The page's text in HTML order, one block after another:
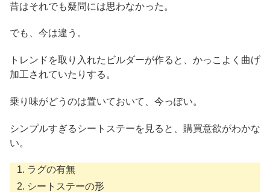
昔はそれでも疑問には思わなかった。
でも、今は違う。
トレンドを取り入れたビルダーが作ると、かっこよく曲げ
加工されていたりする。
乗り味がどうのは置いておいて、今っぽい。
シンプルすぎるシートステーを見ると、購買意欲がわかな
い。
ラグの有無
シートステーの形